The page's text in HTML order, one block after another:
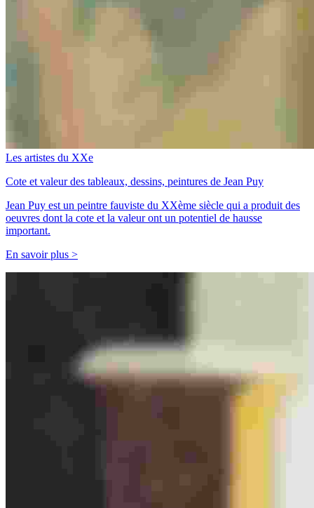
Les artistes du XXe
Cote et valeur des tableaux, dessins, peintures de Jean Puy
Jean Puy est un peintre fauviste du XXème siècle qui a produit des
oeuvres dont la cote et la valeur ont un potentiel de hausse
important.
En savoir plus >